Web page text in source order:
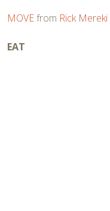
MOVEfrom Rick Mereki
EAT